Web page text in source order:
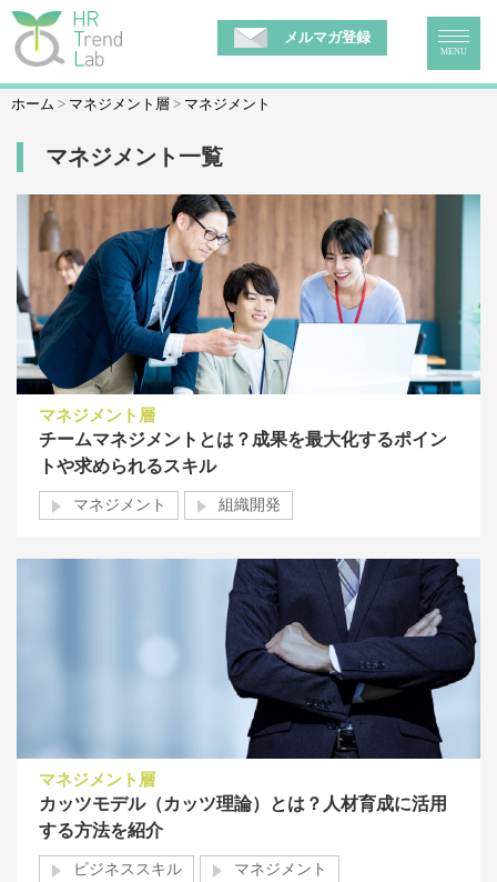
メルマガ登録
MENU
ホーム マネジメント層 マネジメント
マネジメント一覧
マネジメント層
チームマネジメントとは？成果を最大化するポイン
トや求められるスキル
マネジメント 組織開発
マネジメント層
カッツモデル（カッツ理論）とは？人材育成に活用
する方法を紹介
ビジネススキル マネジメント